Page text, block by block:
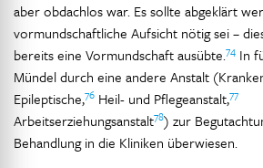
aber obdachlos war. Es sollte abgeklärt
vormundschaftliche Aufsicht nötig sei –
bereits eine Vormundschaft ausübte.74 In
Mündel durch eine andere Anstalt
Epileptische,76 Heil- und Pflegeanstalt,77
Arbeitserziehungsanstalt78) zur
Behandlung in die Kliniken überwiesen.